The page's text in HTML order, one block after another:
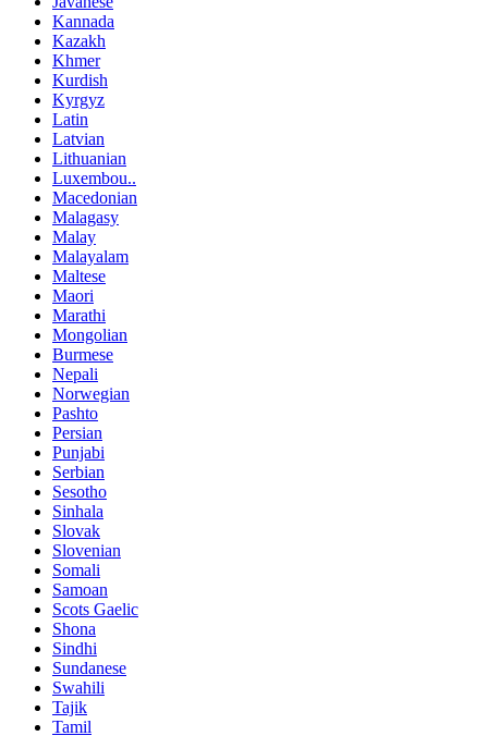
Kannada
Kazakh
Khmer
Kurdish
Kyrgyz
Latin
Latvian
Lithuanian
Luxembou..
Macedonian
Malagasy
Malay
Malayalam
Maltese
Maori
Marathi
Mongolian
Burmese
Nepali
Norwegian
Pashto
Persian
Punjabi
Serbian
Sesotho
Sinhala
Slovak
Slovenian
Somali
Samoan
Scots Gaelic
Shona
Sindhi
Sundanese
Swahili
Tajik
Tamil